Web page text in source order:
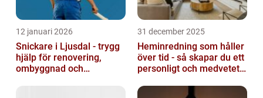
12 januari 2026
Snickare i Ljusdal - trygg
hjälp för renovering,
ombyggnad och
31 december 2025
Heminredning som håller
över tid - så skapar du ett
personligt och medvetet